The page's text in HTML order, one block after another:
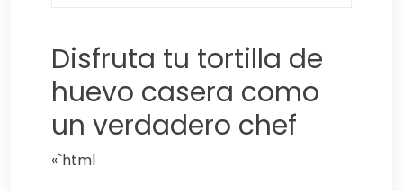
Disfruta tu tortilla de
huevo casera como
un verdadero chef
«`html